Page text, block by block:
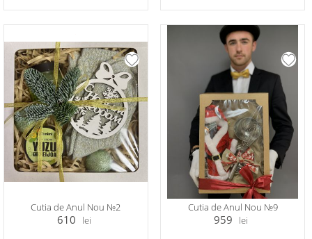
Cutia de Anul Nou №2
610 lei
Cutia de Anul Nou №9
959 lei